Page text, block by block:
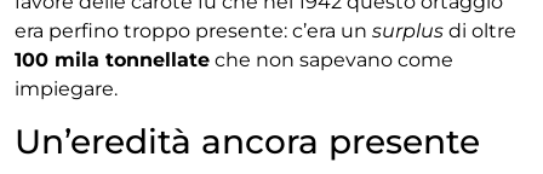
era perfino troppo presente: c’era un surplus di oltre
100 mila tonnellate che non sapevano come
impiegare.
Un’eredità ancora presente